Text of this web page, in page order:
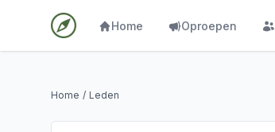
Home Oproepen
Home / Leden